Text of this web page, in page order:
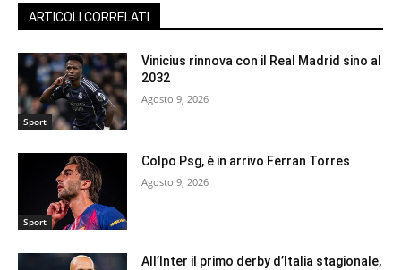
ARTICOLI CORRELATI
Sport
Vinicius rinnova con il Real Madrid sino al
2032
Agosto 9, 2026
Sport
Colpo Psg, è in arrivo Ferran Torres
Agosto 9, 2026
All’Inter il primo derby d’Italia stagionale,